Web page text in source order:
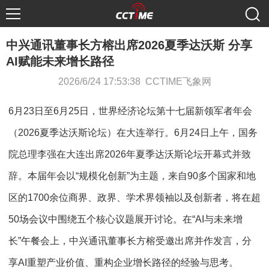
中兴通讯董事长方榕出席2026夏季达沃斯 分享
AI赋能未来增长路径
2026/6/24 17:53:38 CCTIME飞象网
6月23日至6月25日，世界经济论坛第十七届新领军者年会
（2026夏季达沃斯论坛）在大连举行。6月24日上午，国务
院总理李强在大连出席2026年夏季达沃斯论坛开幕式并致
辞。本届年会以“规模化创新”为主题，来自90多个国家和地
区的1700余位商界、政界、学术界领袖以及创新者，将在超
50场会议中围绕五个核心议题展开讨论。在“AI与未来增
长”午餐会上，中兴通讯董事长方榕受邀出席并作发言，分
享AI重塑产业价值、重构企业增长路径的经验与思考。